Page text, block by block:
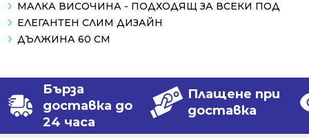
МАЛКА ВИСОЧИНА - ПОДХОДЯЩ ЗА ВСЕКИ ПОД
ЕЛЕГАНТЕН СЛИМ ДИЗАЙН
ДЪЛЖИНА 60 СМ
Бърза
доставка до
24 часа
Плащене при
доставка